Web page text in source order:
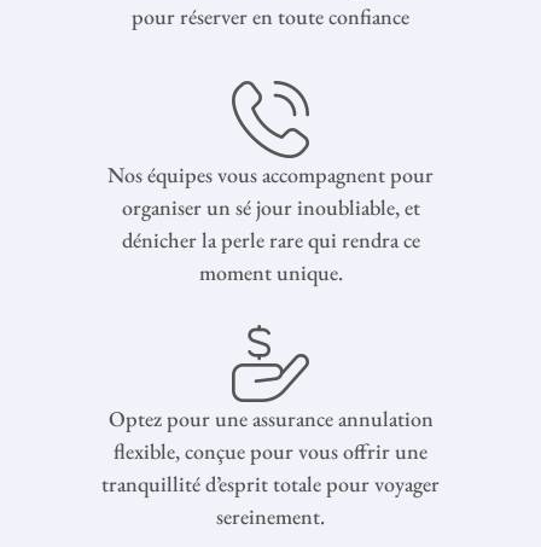
pour réserver en toute confiance
Nos équipes vous accompagnent pour
organiser un sé jour inoubliable, et
dénicher la perle rare qui rendra ce
moment unique.
Optez pour une assurance annulation
flexible, conçue pour vous offrir une
tranquillité d’esprit totale pour voyager
sereinement.